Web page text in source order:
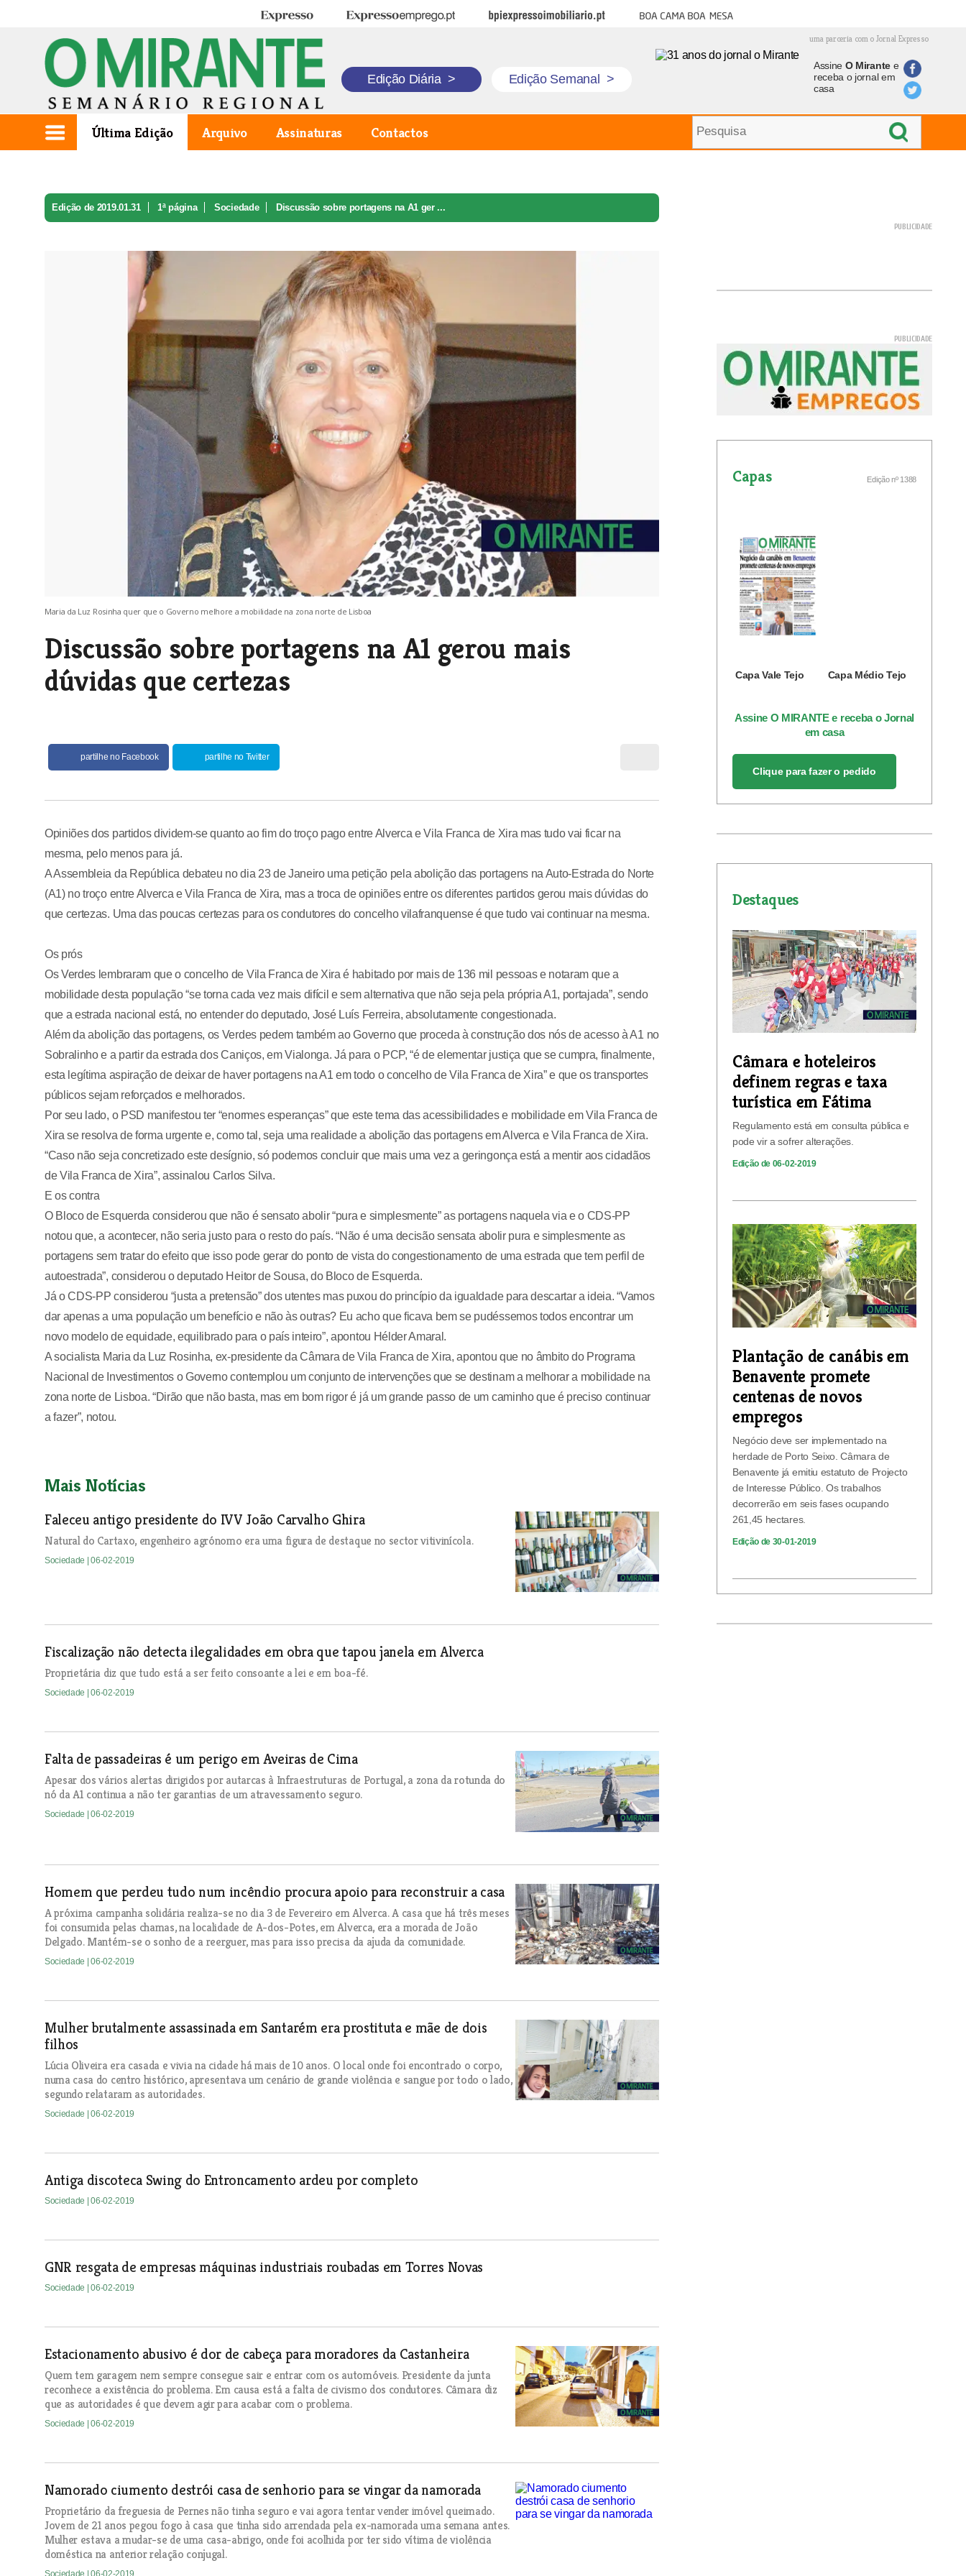
Expresso Expresso Emprego BPI Expresso Imobiliário Boa cama boa mesa
uma parceria com o Jornal Expresso
Edição Diária > Edição Semanal >
Assine O Mirantee
receba o jornal em
casa
Última Edição Arquivo Assinaturas Contactos
Edição de 2019.01.31 1ª página Sociedade Discussão sobre portagens na A1 ger ...
Maria da Luz Rosinha quer que o Governo melhore a mobilidade na zona norte de Lisboa
Discussão sobre portagens na A1 gerou mais
dúvidas que certezas
partilhe no Facebook partilhe no Twitter
Opiniões dos partidos dividem-se quanto ao fim do troço pago entre Alverca e Vila Franca de Xira mas tudo vai ficar na
mesma, pelo menos para já.
A Assembleia da República debateu no dia 23 de Janeiro uma petição pela abolição das portagens na Auto-Estrada do Norte
(A1) no troço entre Alverca e Vila Franca de Xira, mas a troca de opiniões entre os diferentes partidos gerou mais dúvidas do
que certezas. Uma das poucas certezas para os condutores do concelho vilafranquense é que tudo vai continuar na mesma.
Os prós
Os Verdes lembraram que o concelho de Vila Franca de Xira é habitado por mais de 136 mil pessoas e notaram que a
mobilidade desta população “se torna cada vez mais difícil e sem alternativa que não seja pela própria A1, portajada”, sendo
que a estrada nacional está, no entender do deputado, José Luís Ferreira, absolutamente congestionada.
Além da abolição das portagens, os Verdes pedem também ao Governo que proceda à construção dos nós de acesso à A1 no
Sobralinho e a partir da estrada dos Caniços, em Vialonga. Já para o PCP, “é de elementar justiça que se cumpra, finalmente,
esta legítima aspiração de deixar de haver portagens na A1 em todo o concelho de Vila Franca de Xira” e que os transportes
públicos sejam reforçados e melhorados.
Por seu lado, o PSD manifestou ter “enormes esperanças” que este tema das acessibilidades e mobilidade em Vila Franca de
Xira se resolva de forma urgente e, como tal, seja uma realidade a abolição das portagens em Alverca e Vila Franca de Xira.
“Caso não seja concretizado este desígnio, só podemos concluir que mais uma vez a geringonça está a mentir aos cidadãos
de Vila Franca de Xira”, assinalou Carlos Silva.
E os contra
O Bloco de Esquerda considerou que não é sensato abolir “pura e simplesmente” as portagens naquela via e o CDS-PP
notou que, a acontecer, não seria justo para o resto do país. “Não é uma decisão sensata abolir pura e simplesmente as
portagens sem tratar do efeito que isso pode gerar do ponto de vista do congestionamento de uma estrada que tem perfil de
autoestrada”, considerou o deputado Heitor de Sousa, do Bloco de Esquerda.
Já o CDS-PP considerou “justa a pretensão” dos utentes mas puxou do princípio da igualdade para descartar a ideia. “Vamos
dar apenas a uma população um benefício e não às outras? Eu acho que ficava bem se pudéssemos todos encontrar um
novo modelo de equidade, equilibrado para o país inteiro”, apontou Hélder Amaral.
A socialista Maria da Luz Rosinha, ex-presidente da Câmara de Vila Franca de Xira, apontou que no âmbito do Programa
Nacional de Investimentos o Governo contemplou um conjunto de intervenções que se destinam a melhorar a mobilidade na
zona norte de Lisboa. “Dirão que não basta, mas em bom rigor é já um grande passo de um caminho que é preciso continuar
a fazer”, notou.
Mais Notícias
Faleceu antigo presidente do IVV João Carvalho Ghira
Natural do Cartaxo, engenheiro agrónomo era uma figura de destaque no sector vitivinícola.
Sociedade | 06-02-2019
Fiscalização não detecta ilegalidades em obra que tapou janela em Alverca
Proprietária diz que tudo está a ser feito consoante a lei e em boa-fé.
Sociedade | 06-02-2019
Falta de passadeiras é um perigo em Aveiras de Cima
Apesar dos vários alertas dirigidos por autarcas à Infraestruturas de Portugal, a zona da rotunda do
nó da A1 continua a não ter garantias de um atravessamento seguro.
Sociedade | 06-02-2019
Homem que perdeu tudo num incêndio procura apoio para reconstruir a casa
A próxima campanha solidária realiza-se no dia 3 de Fevereiro em Alverca. A casa que há três meses
foi consumida pelas chamas, na localidade de A-dos-Potes, em Alverca, era a morada de João
Delgado. Mantém-se o sonho de a reerguer, mas para isso precisa da ajuda da comunidade.
Sociedade | 06-02-2019
Mulher brutalmente assassinada em Santarém era prostituta e mãe de dois
filhos
Lúcia Oliveira era casada e vivia na cidade há mais de 10 anos. O local onde foi encontrado o corpo,
numa casa do centro histórico, apresentava um cenário de grande violência e sangue por todo o lado,
segundo relataram as autoridades.
Sociedade | 06-02-2019
Antiga discoteca Swing do Entroncamento ardeu por completo
Sociedade | 06-02-2019
GNR resgata de empresas máquinas industriais roubadas em Torres Novas
Sociedade | 06-02-2019
Estacionamento abusivo é dor de cabeça para moradores da Castanheira
Quem tem garagem nem sempre consegue sair e entrar com os automóveis. Presidente da junta
reconhece a existência do problema. Em causa está a falta de civismo dos condutores. Câmara diz
que as autoridades é que devem agir para acabar com o problema.
Sociedade | 06-02-2019
Namorado ciumento destrói casa de senhorio para se vingar da namorada
Proprietário da freguesia de Pernes não tinha seguro e vai agora tentar vender imóvel queimado.
Jovem de 21 anos pegou fogo à casa que tinha sido arrendada pela ex-namorada uma semana antes.
Mulher estava a mudar-se de uma casa-abrigo, onde foi acolhida por ter sido vítima de violência
doméstica na anterior relação conjugal.
Sociedade | 06-02-2019
Capas Edição nº 1388
Capa Vale Tejo Capa Médio Tejo
Assine O MIRANTE e receba o Jornal
em casa
Clique para fazer o pedido
Destaques
Câmara e hoteleiros
definem regras e taxa
turística em Fátima
Regulamento está em consulta pública e
pode vir a sofrer alterações.
Edição de 06-02-2019
Plantação de canábis em
Benavente promete
centenas de novos
empregos
Negócio deve ser implementado na
herdade de Porto Seixo. Câmara de
Benavente já emitiu estatuto de Projecto
de Interesse Público. Os trabalhos
decorrerão em seis fases ocupando
261,45 hectares.
Edição de 30-01-2019